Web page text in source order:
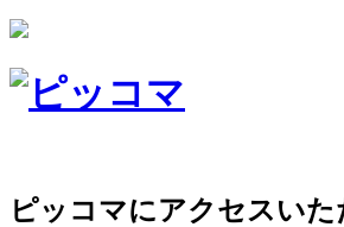
ピッコマにアクセスいた